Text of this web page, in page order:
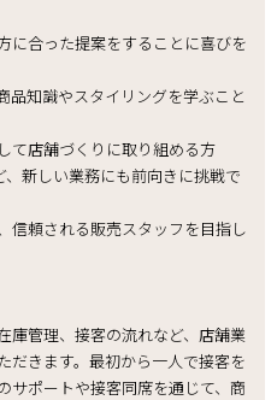
に合った提案をすることに喜びを
品知識やスタイリングを学ぶこと
て店舗づくりに取り組める方
、新しい業務にも前向きに挑戦で
信頼される販売スタッフを目指し
庫管理、接客の流れなど、店舗業
だきます。最初から一人で接客を
サポートや接客同席を通じて、商